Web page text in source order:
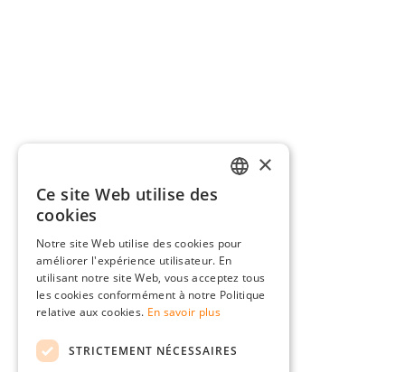
ITALIAN
POLISH
×
Ce site Web utilise des
cookies
Notre site Web utilise des cookies pour
améliorer l'expérience utilisateur. En
utilisant notre site Web, vous acceptez tous
les cookies conformément à notre Politique
relative aux cookies. En savoir plus
STRICTEMENT NÉCESSAIRES